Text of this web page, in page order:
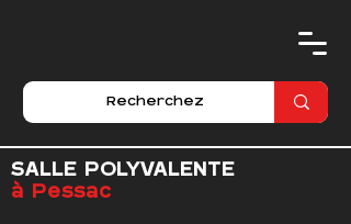
SALLE POLYVALENTE
à Pessac